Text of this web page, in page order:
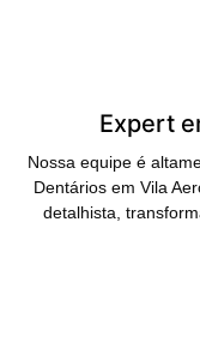
Expert
Nossa equipe é
Dentários em Vila
detalhista,